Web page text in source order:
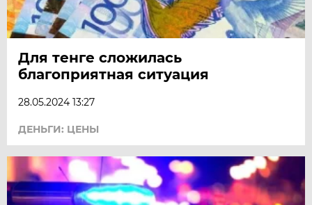
Для тенге сложилась
благоприятная ситуация
28.05.2024 13:27
ДЕНЬГИ: ЦЕНЫ